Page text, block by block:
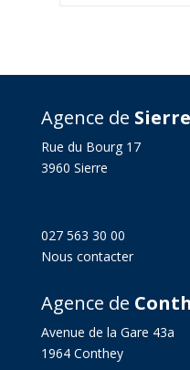
Agence de Sierre
Rue du Bourg 17
3960 Sierre
027 563 30 00
Nous contacter
Agence de
Avenue de la Gare 43a
1964 Conthey